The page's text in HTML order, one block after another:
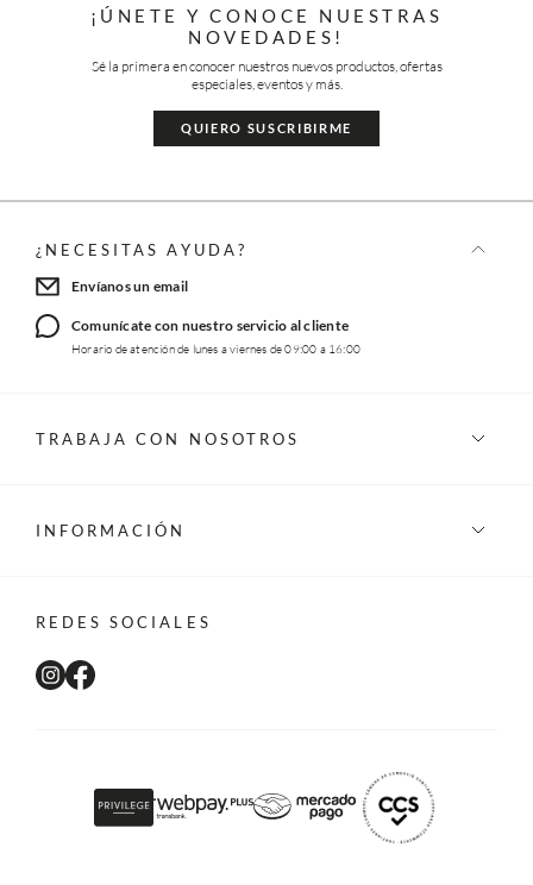
¡ÚNETE Y CONOCE NUESTRAS
NOVEDADES!
Sé la primera en conocer nuestros nuevos productos, ofertas
especiales, eventos y más.
QUIERO SUSCRIBIRME
¿NECESITAS AYUDA?
Envíanos un email
Comunícate con nuestro servicio al cliente
Horario de atención de lunes a viernes de 09:00 a 16:00
TRABAJA CON NOSOTROS
INFORMACIÓN
REDES SOCIALES